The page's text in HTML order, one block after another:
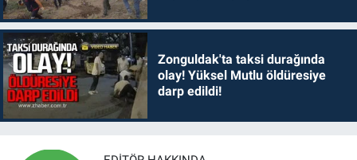
Zonguldak'ta taksi durağında
olay! Yüksel Mutlu öldüresiye
darp edildi!